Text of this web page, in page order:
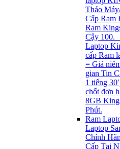
Tháo
Cấp Ram
Ram
Cậy 100.
Laptop
cấp Ram
= Giá
gian Tin
1 tiếng
chốt đơn
8GB
Phút.
Ram
Laptop
Chính
Cấp Tại